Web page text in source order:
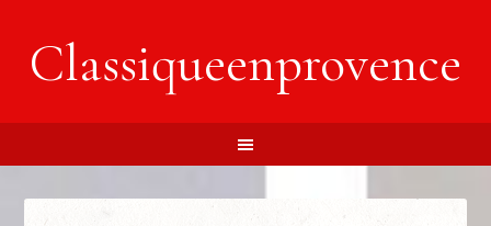
Classiqueenprovence